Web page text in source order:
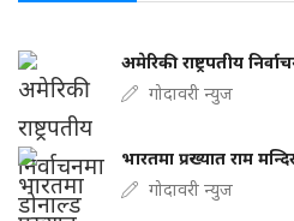
अमेरिकी राष्ट्रपतीय
गोदावरी न्युज
भारतमा प्रख्यात राम
गोदावरी न्युज